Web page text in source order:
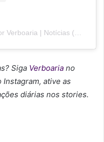
Siga Verboaria no
Instagram, ative as
diárias nos stories.